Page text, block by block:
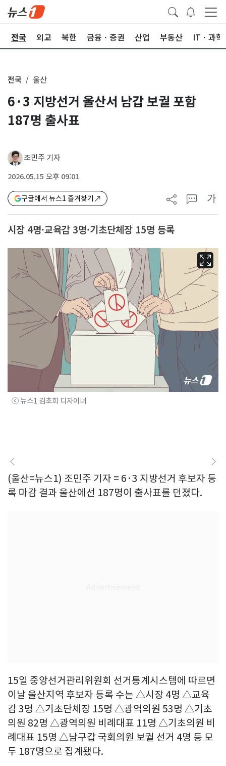
전국 외교 북한 금융ㆍ증권 산업 부동산 ITㆍ과학
전국 울산
6·3 지방선거 울산서 남갑 보궐 포함
187명 출사표
조민주 기자
2026.05.15 오후 09:01
구글에서 뉴스1 즐겨찾기 가
시장 4명·교육감 3명·기초단체장 15명 등록
ⓒ 뉴스1 김초희 디자이너
(울산=뉴스1) 조민주 기자 = 6·3 지방선거 후보자 등
록 마감 결과 울산에선 187명이 출사표를 던졌다.
15일 중앙선거관리위원회 선거통계시스템에 따르면
이날 울산지역 후보자 등록 수는 △시장 4명 △교육
감 3명 △기초단체장 15명 △광역의원 53명 △기초
의원 82명 △광역의원 비례대표 11명 △기초의원 비
례대표 15명 △남구갑 국회의원 보궐 선거 4명 등 모
두 187명으로 집계됐다.